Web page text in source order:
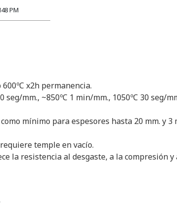
PM
x2h permanencia.
seg/mm., ~850ºC 1 min/mm., 1050ºC 30 seg/
mínimo para espesores hasta 20 mm. y
temple en vacío.
la resistencia al desgaste, a la compresión